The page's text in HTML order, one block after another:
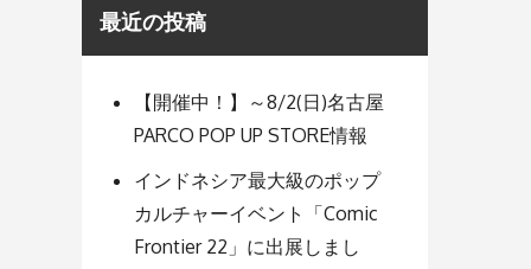
最近の投稿
【開催中！】～8/2(日)名古屋
PARCO POP UP STORE情報
インドネシア最大級のポップ
カルチャーイベント「Comic
Frontier 22」に出展しまし